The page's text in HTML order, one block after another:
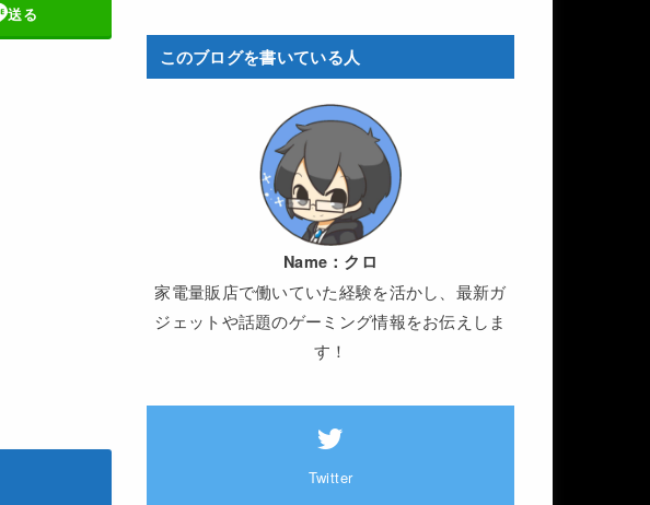
送る
このブログを書いている人
Name： クロ
家電量販店で働いていた経験を活かし、最新ガ
ジェットや話題のゲーミング情報をお伝えしま
す！
Twitter